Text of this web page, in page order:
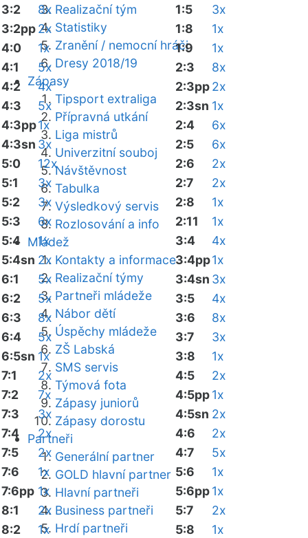
Realizační tým
Statistiky
Zranění / nemocní hráči
Dresy 2018/19
Zápasy
Tipsport extraliga
Přípravná utkání
Liga mistrů
Univerzitní souboj
Návštěvnost
Tabulka
Výsledkový servis
Rozlosování a info
Mládež
Kontakty a informace
Realizační týmy
Partneři mládeže
Nábor dětí
Úspěchy mládeže
ZŠ Labská
SMS servis
Týmová fota
Zápasy juniorů
Zápasy dorostu
Partneři
Generální partner
GOLD hlavní partner
Hlavní partneři
Business partneři
Hrdí partneři
3:2
8x
3:2pp2x
4:0
1x
4:1
5x
4:2
4x
4:3
5x
4:3pp1x
4:3sn 3x
5:0
12x
5:1
3x
5:2
3x
5:3
6x
5:4
1x
5:4sn 2x
6:1
5x
6:2
5x
6:3
8x
6:4
5x
6:5sn 1x
7:1
2x
7:2
7x
7:3
3x
7:4
2x
7:5
2x
7:6
1x
7:6pp 1x
8:1
2x
8:2
1x
1:5
3x
1:8
1x
1:9
1x
2:3
8x
2:3pp2x
2:3sn 1x
2:4
6x
2:5
6x
2:6
2x
2:7
2x
2:8
1x
2:11
1x
3:4
4x
3:4pp1x
3:4sn 3x
3:5
4x
3:6
8x
3:7
3x
3:8
1x
4:5
2x
4:5pp1x
4:5sn 2x
4:6
2x
4:7
5x
5:6
1x
5:6pp1x
5:7
2x
5:8
1x